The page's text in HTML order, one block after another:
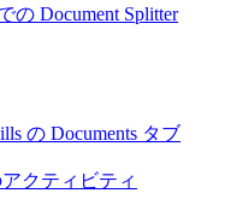
の Document Splitter
の Documents タブ
アクティビティ